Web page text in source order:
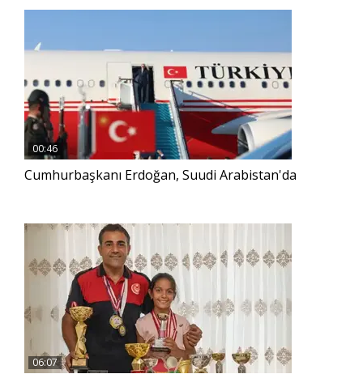
00:46
Cumhurbaşkanı Erdoğan, Suudi Arabistan'da
06:07